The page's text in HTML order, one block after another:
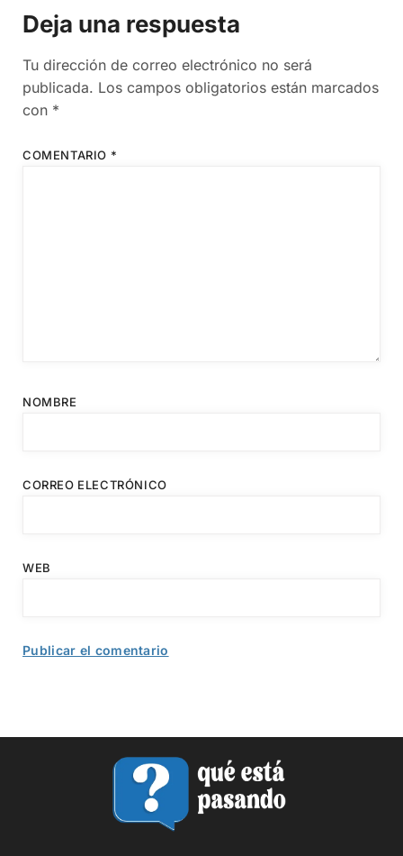
Deja una respuesta
Tu dirección de correo electrónico no será
publicada. Los campos obligatorios están marcados
con *
COMENTARIO *
NOMBRE
CORREO ELECTRÓNICO
WEB